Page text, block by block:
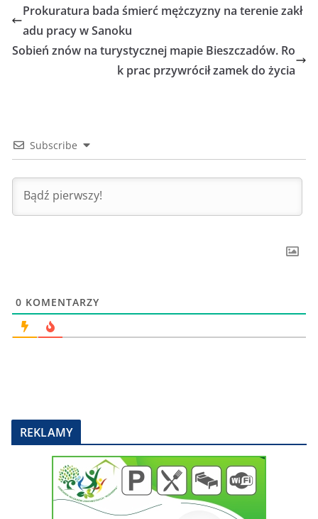
Prokuratura bada śmierć mężczyzny na terenie zakł
adu pracy w Sanoku
Sobień znów na turystycznej mapie Bieszczadów. Ro
k prac przywrócił zamek do życia
Subscribe
0 KOMENTARZY
REKLAMY